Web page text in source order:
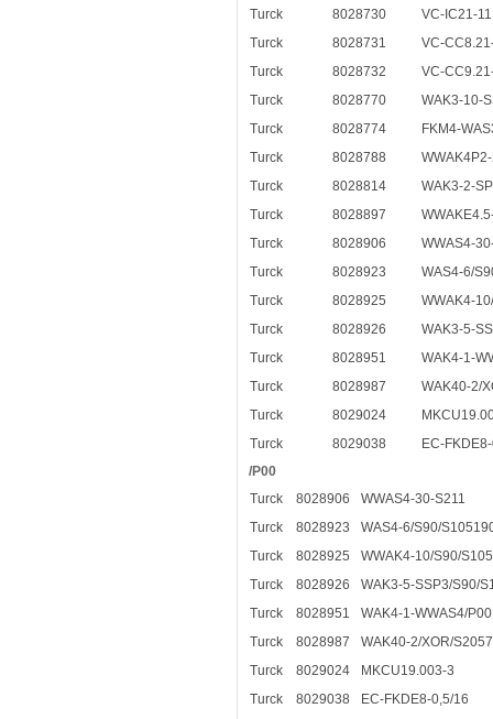
Turck
8028730
VC-IC21-
Turck
8028731
VC-
Turck
8028732
VC-
Turck
8028770
WAK3-10-
Turck
8028774
FKM4-
Turck
8028788
Turck
8028814
WAK3-2-
Turck
8028897
Turck
8028906
WWAS4-
Turck
8028923
WAS4-6/
Turck
8028925
WWAK4-
Turck
8028926
WAK3-5-
Turck
8028951
WAK4-1-
Turck
8028987
WAK40-2/
Turck
8029024
Turck
8029038
EC-
/P00
Turck
8028906
WWAS4-30-S211
Turck
8028923
WAS4-6/S90/
Turck
8028925
WWAK4-10/S90/
Turck
8028926
WAK3-5-SSP3/S90/
Turck
8028951
WAK4-1-WWAS4/P00
Turck
8028987
WAK40-2/XOR/S2057
Turck
8029024
MKCU19.003-3
Turck
8029038
EC-FKDE8-0,5/16